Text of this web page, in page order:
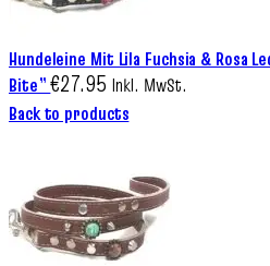
Hundeleine Mit Lila Fuchsia & Rosa
Bite”€27.95 Inkl. MwSt.
Back to products